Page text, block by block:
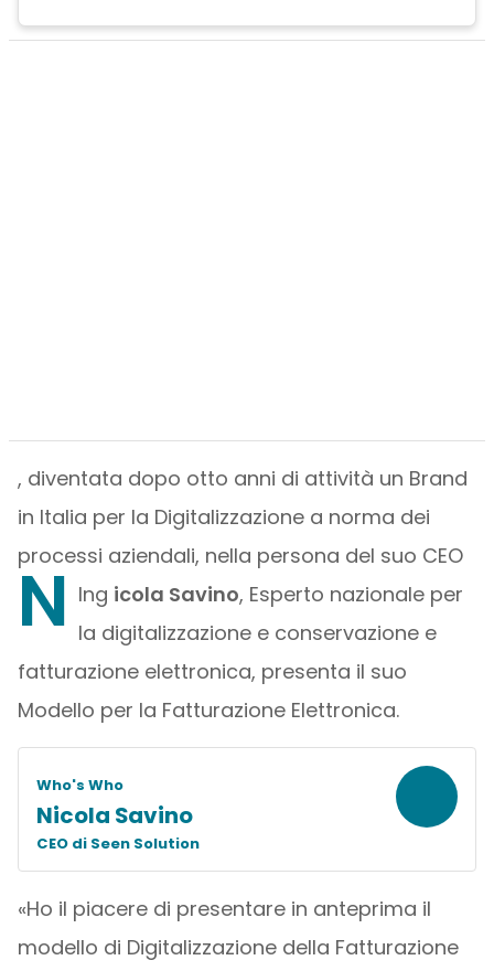
, diventata dopo otto anni di attività un Brand
in Italia per la Digitalizzazione a norma dei
processi aziendali, nella persona del suo CEO
Ing
N icola Savino, Esperto nazionale per
la digitalizzazione e conservazione e
fatturazione elettronica, presenta il suo
Modello per la Fatturazione Elettronica.
Who's Who
Nicola Savino
CEO di Seen Solution
«Ho il piacere di presentare in anteprima il
modello di Digitalizzazione della Fatturazione